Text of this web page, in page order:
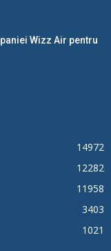
Wizz Air pentru
14972
12282
11958
3403
1021